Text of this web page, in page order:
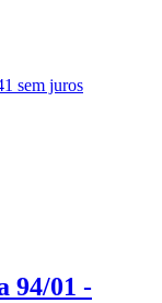
sem juros
94/01 -